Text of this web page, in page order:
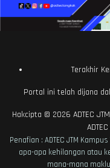
Terakhir
Portal ini telah dijana
Hakcipta © 2026 ADTEC
Penafian : ADTEC JTM
apa-apa kehilangan atau
mana-mana